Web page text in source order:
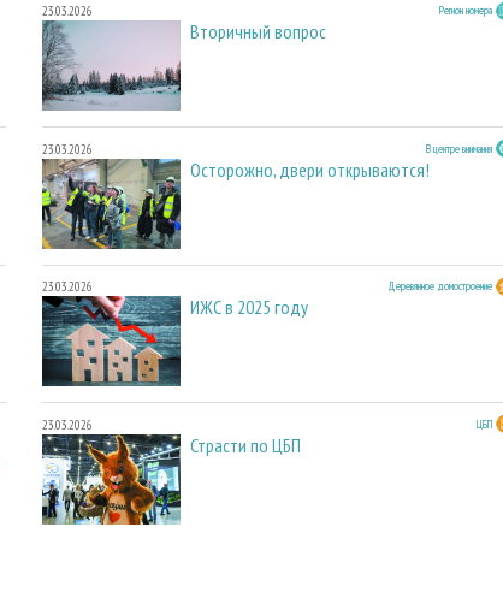
23.03.2026 Регион номера
Вторичный вопрос
23.03.2026 В центре внимания
Осторожно, двери открываются!
23.03.2026 Деревянное домостроение
ИЖС в 2025 году
23.03.2026 ЦБП
Страсти по ЦБП